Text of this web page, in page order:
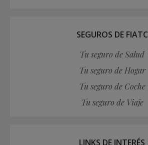
SEGUROS DE FIATC
Tu seguro de Salud
Tu seguro de Hogar
Tu seguro de Coche
Tu seguro de Viaje
LINKS DE INTERÉS